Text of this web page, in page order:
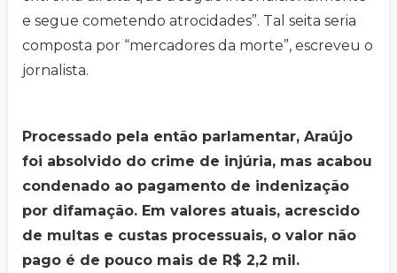
e segue cometendo atrocidades”. Tal seita seria
composta por “mercadores da morte”, escreveu o
jornalista.
Processado pela então parlamentar, Araújo
foi absolvido do crime de injúria, mas acabou
condenado ao pagamento de indenização
por difamação. Em valores atuais, acrescido
de multas e custas processuais, o valor não
pago é de pouco mais de R$ 2,2 mil.